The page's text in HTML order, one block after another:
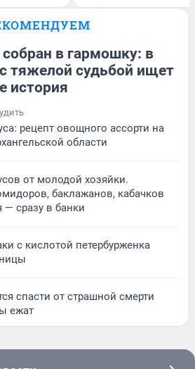
в гармошку: в
тяжелой судьбой ищет
история
рецепт овощного ассорти на
области
от молодой хозяйки.
баклажанов, кабачков
— сразу в банки
с кислотой петербурженка
спасти от страшной смерти
ежат